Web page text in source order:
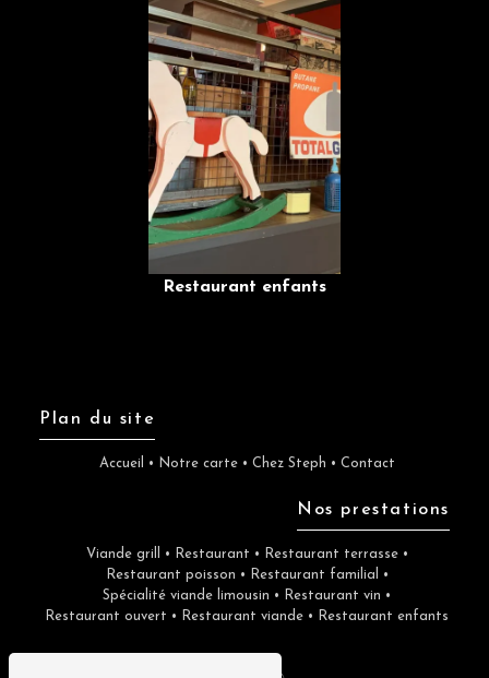
Restaurant enfants
Plan du site
Accueil • Notre carte • Chez Steph • Contact
Nos prestations
Viande grill • Restaurant • Restaurant terrasse •
Restaurant poisson • Restaurant familial •
Spécialité viande limousin • Restaurant vin •
Restaurant ouvert • Restaurant viande • Restaurant enfants